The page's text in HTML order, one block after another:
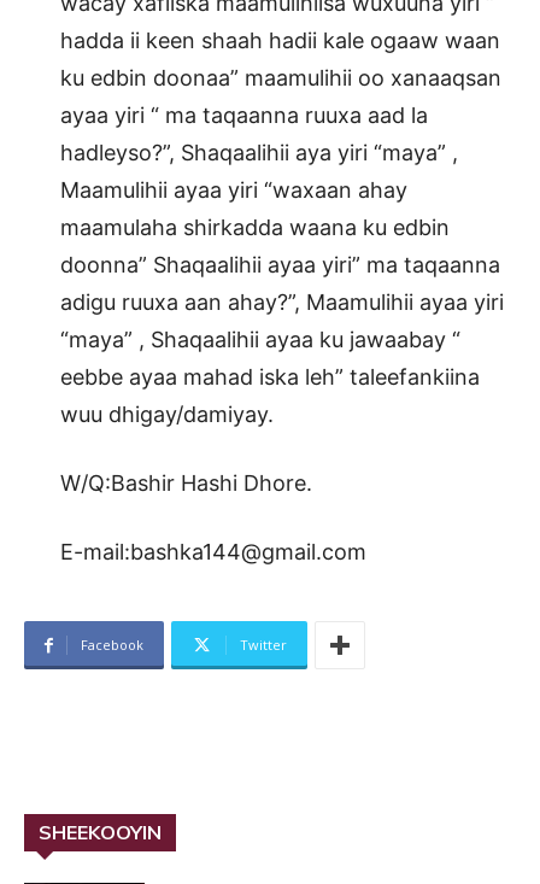
hadda ii keen shaah hadii kale ogaaw waan
ku edbin doonaa” maamulihii oo xanaaqsan
ayaa yiri “ ma taqaanna ruuxa aad la
hadleyso?”, Shaqaalihii aya yiri “maya” ,
Maamulihii ayaa yiri “waxaan ahay
maamulaha shirkadda waana ku edbin
doonna” Shaqaalihii ayaa yiri” ma taqaanna
adigu ruuxa aan ahay?”, Maamulihii ayaa yiri
“maya” , Shaqaalihii ayaa ku jawaabay “
eebbe ayaa mahad iska leh” taleefankiina
wuu dhigay/damiyay.
W/Q:Bashir Hashi Dhore.
E-mail:bashka144@gmail.com
Facebook Twitter
SHEEKOOYIN